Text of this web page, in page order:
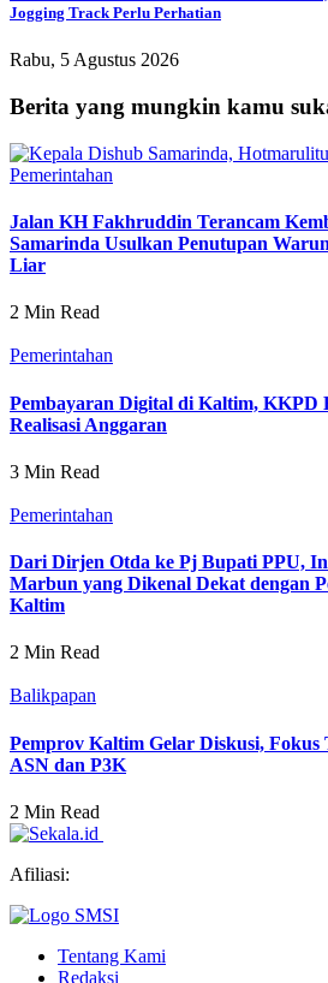
Jogging Track Perlu Perhatian
Rabu, 5 Agustus 2026
Berita yang mungkin kamu
Pemerintahan
Jalan KH Fakhruddin Terancam
Samarinda Usulkan Penutupan
Liar
2 Min Read
Pemerintahan
Pembayaran Digital di Kaltim, KKPD
Realisasi Anggaran
3 Min Read
Pemerintahan
Dari Dirjen Otda ke Pj Bupati PPU,
Marbun yang Dikenal Dekat dengan
Kaltim
2 Min Read
Balikpapan
Pemprov Kaltim Gelar Diskusi,
ASN dan P3K
2 Min Read
Afiliasi:
Tentang Kami
Redaksi